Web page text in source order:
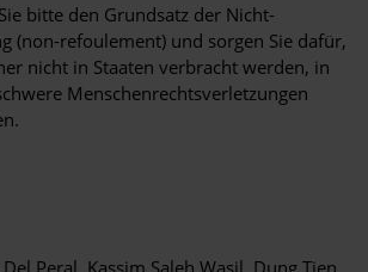
bitte den Grundsatz der Nicht-
(non-refoulement) und sorgen Sie dafür,
nicht in Staaten verbracht werden, in
Menschenrechtsverletzungen
Peral, Kassim Saleh Wasil, Dung Tien